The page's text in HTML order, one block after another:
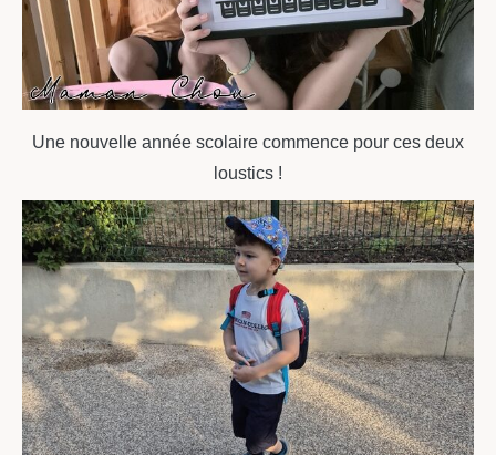
Une nouvelle année scolaire commence pour ces deux
loustics !